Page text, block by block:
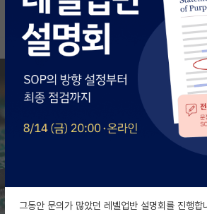
그동안 문의가 많았던 레벨업반 설명회를 진행